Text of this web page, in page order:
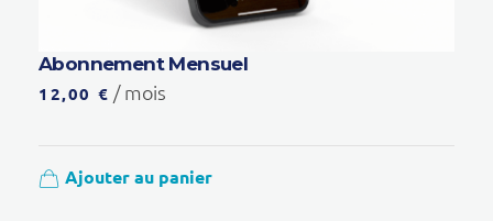
Abonnement Mensuel
12,00 € / mois
Ajouter au panier